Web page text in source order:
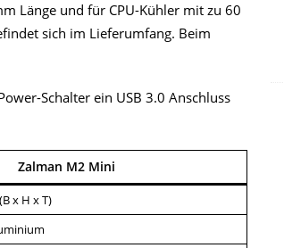
Länge und für CPU-Kühler mit zu 60
sich im Lieferumfang. Beim
Schalter ein USB 3.0 Anschluss
Zalman M2 Mini
x H x T)